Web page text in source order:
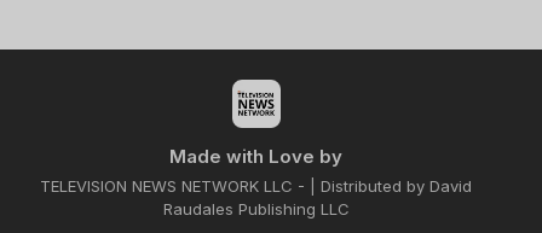
Made with Love by
TELEVISION NEWS NETWORK LLC - | Distributed by David
Raudales Publishing LLC